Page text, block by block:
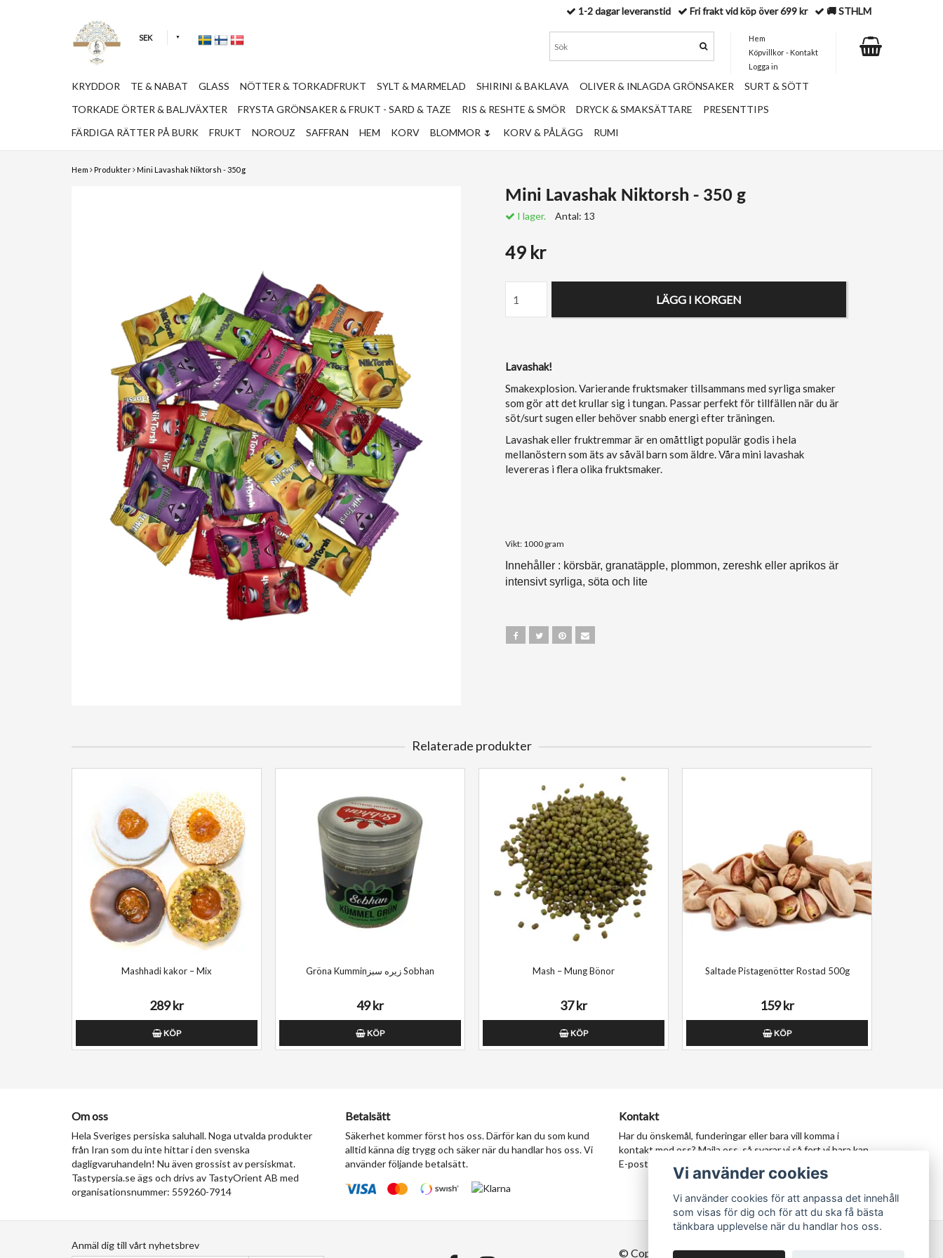
Hem Produkter Mini Lavashak Niktorsh - 350 g
Mini Lavashak Niktorsh - 350 g
I lager. Antal: 13
49 kr
LÄGG I KORGEN
Lavashak!
Smakexplosion. Varierande fruktsmaker tillsammans med syrliga smaker
som gör att det krullar sig i tungan. Passar perfekt för tillfällen när du är
söt/surt sugen eller behöver snabb energi efter träningen.
Lavashak eller fruktremmar är en omåttligt populär godis i hela
mellanöstern som äts av såväl barn som äldre. Våra mini lavashak
levereras i flera olika fruktsmaker.
Vikt: 1000 gram
Innehåller : körsbär, granatäpple, plommon, zereshk eller aprikos är
intensivt syrliga, söta och lite
Relaterade produkter
Mashhadi kakor – Mix
289 kr
KÖP
Gröna Kumminزیره سبز Sobhan
49 kr
KÖP
Mash – Mung Bönor
37 kr
KÖP
Saltade Pistagenötter Rostad 500g
159 kr
KÖP
Om oss
Hela Sveriges persiska saluhall. Noga utvalda produkter
från Iran som du inte hittar i den svenska
dagligvaruhandeln! Nu även grossist av persiskmat.
Tastypersia.se ägs och drivs av TastyOrient AB med
organisationsnummer: 559260-7914
Betalsätt
Säkerhet kommer först hos oss. Därför kan du som kund
alltid känna dig trygg och säker när du handlar hos oss. Vi
använder följande betalsätt.
Kontakt
Har du önskemål, funderingar eller bara vill komma i
kontakt med oss? Maila oss, så svarar vi så fort vi bara kan.
E-postadress:
Anmäl dig till vårt nyhetsbrev
© Copyright TastyPersia - Hela Sveriges persiska
Vi använder cookies
Vi använder cookies för att anpassa det innehåll
som visas för dig och för att du ska få bästa
tänkbara upplevelse när du handlar hos oss.
SEK
1-2 dagar leveranstid Fri frakt vid köp över 699 kr 🚚 STHLM
Hem
Köpvillkor - Kontakt
Logga in
KRYDDOR TE & NABAT GLASS NÖTTER & TORKADFRUKT SYLT & MARMELAD SHIRINI & BAKLAVA OLIVER & INLAGDA GRÖNSAKER
SURT & SÖTT
TORKADE ÖRTER & BALJVÄXTER
FRYSTA GRÖNSAKER & FRUKT - SARD & TAZE RIS & RESHTE & SMÖR DRYCK & SMAKSÄTTARE
PRESENTTIPS
FÄRDIGA RÄTTER PÅ BURK
FRUKT NOROUZ SAFFRAN HEM KORV BLOMMOR 🌷 KORV & PÅLÄGG RUMI